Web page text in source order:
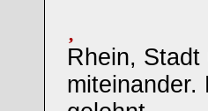
Rhein, Stadt
miteinander.